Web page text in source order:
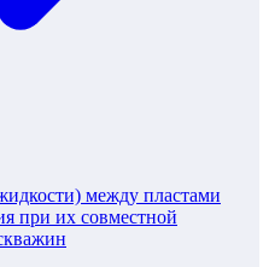
между пластами
при их совместной